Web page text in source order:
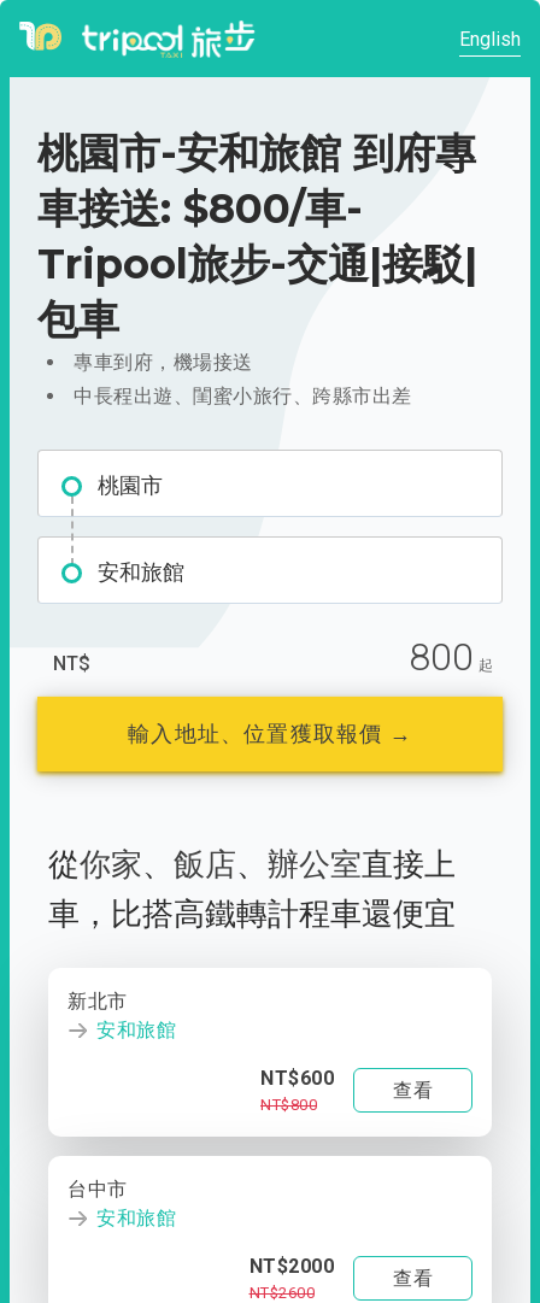
English
桃園市-安和旅館 到府專
車接送: $800/車-
Tripool旅步-交通|接駁|
包車
專車到府，機場接送
中長程出遊、閨蜜小旅行、跨縣市出差
桃園市
安和旅館
NT$ 800 起
輸入地址、位置獲取報價 →
從你家、 飯店、 辦公室直接上
車， 比搭高鐵轉計程車還便宜
新北市
安和旅館
NT$600
NT$800
查看
台中市
安和旅館
NT$2000
NT$2600
查看